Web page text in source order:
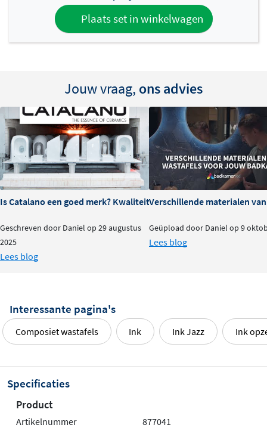
een compact toilet als een moderne badkamer. De
combinatie van strak design en hoogwaardige
materialen maakt dit model een blijvende eyecatcher.
Plaats set in winkelwagen
Jouw vraag, ons advies
Is Catalano een goed merk? Kwaliteit en ervaringen
Geschreven door Daniel op 29 augustus
2025
Lees blog
Verschillende materialen
Geüpload door Daniel op 9
Lees blog
Interessante pagina's
Composiet wastafels Ink Ink Jazz Ink
Specificaties
Product
Artikelnummer
877041